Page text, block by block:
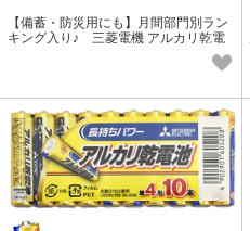
【備蓄・防災用にも】月間部門別ラン
キング入り♪ 三菱電機 アルカリ乾電